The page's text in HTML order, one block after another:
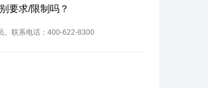
要求/限制吗？
。联系电话：400-622-8300